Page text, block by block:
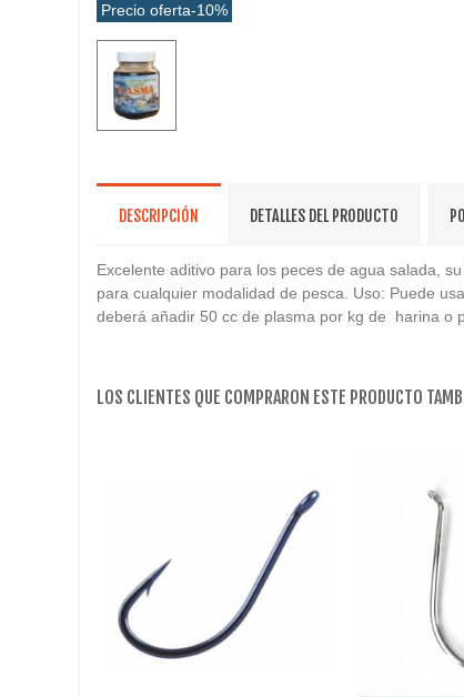
Precio oferta-10%
DESCRIPCIÓN DETALLES DEL PRODUCTO
Excelente aditivo para los peces de agua salada,
para cualquier modalidad de pesca. Uso: Puede
deberá añadir 50 cc de plasma por kg de harina o
LOS CLIENTES QUE COMPRARON ESTE PRODUCTO